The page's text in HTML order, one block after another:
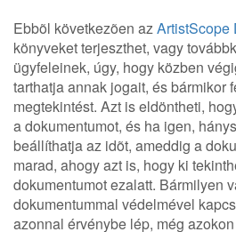
Ebbõl következõen azArtistScope
könyveket terjeszthet, vagy
ügyfeleinek, úgy, hogy közben
tarthatja annak jogait, és bármikor
megtekintést. Azt is eldöntheti,
a dokumentumot, és ha igen,
beállíthatja az idõt, ameddig a
marad, ahogy azt is, hogy ki
dokumentumot ezalatt. Bármilyen
dokumentummal védelmével
azonnal érvénybe lép, még